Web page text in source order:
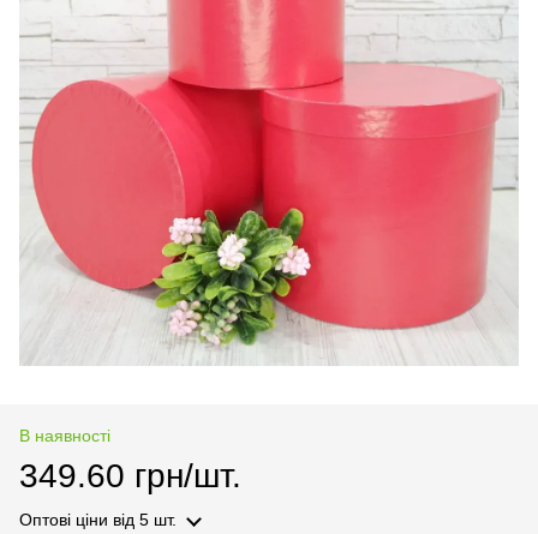
В наявності
349.60 грн/шт.
Оптові ціни від 5 шт.